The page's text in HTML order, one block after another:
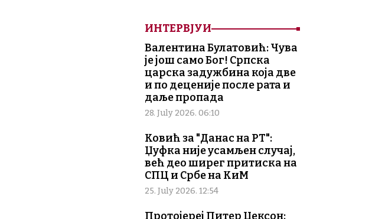
ИНТЕРВЈУИ
Валентина Булатовић: Чува
је још само Бог! Српска
царска задужбина која две
и по деценије после рата и
даље пропада
28. July 2026. 06:10
Ковић за "Данас на РТ":
Џуфка није усамљен случај,
већ део ширег притиска на
СПЦ и Србе на КиМ
25. July 2026. 12:54
Протојереј Питер Џексон: